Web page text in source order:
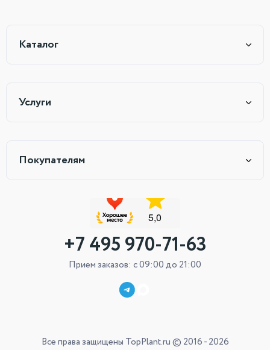
Каталог
Услуги
Покупателям
+7 495 970-71-63
Прием заказов: с 09:00 до 21:00
Все права защищены TopPlant.ru © 2016 - 2026